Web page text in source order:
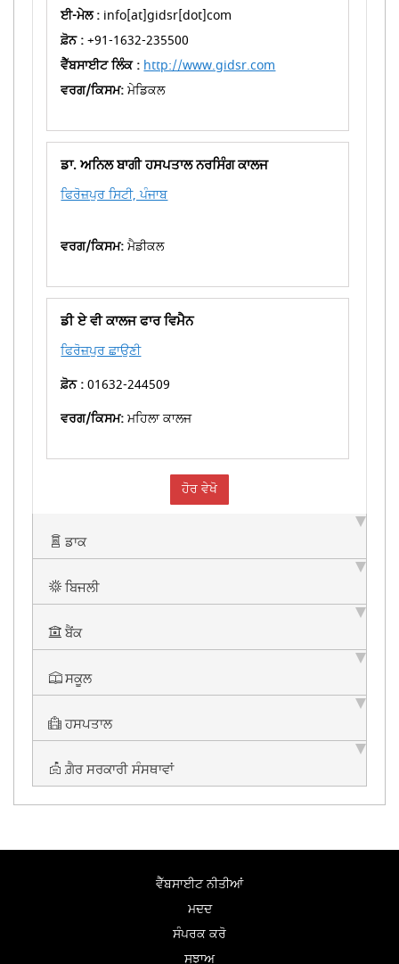
ਈ-ਮੇਲ : info[at]gidsr[dot]com
ਫ਼ੋਨ :+91-1632-235500
ਵੈੱਬਸਾਈਟ ਲਿੰਕ : http://www.gidsr.com
ਵਰਗ/ਕਿਸਮ:ਮੇਡਿਕਲ
ਡਾ. ਅਨਿਲ ਬਾਗੀ ਹਸਪਤਾਲ ਨਰਸਿੰਗ ਕਾਲਜ
ਫਿਰੋਜ਼ਪੁਰ ਸਿਟੀ, ਪੰਜਾਬ
ਵਰਗ/ਕਿਸਮ:ਮੈਡੀਕਲ
ਡੀ ਏ ਵੀ ਕਾਲਜ ਫਾਰ ਵਿਮੈਨ
ਫਿਰੋਜ਼ਪੁਰ ਛਾਉਣੀ
ਫ਼ੋਨ :01632-244509
ਵਰਗ/ਕਿਸਮ:ਮਹਿਲਾ ਕਾਲਜ
ਹੋਰ ਵੇਖੋ
ਡਾਕ
ਬਿਜਲੀ
ਬੈਂਕ
ਸਕੂਲ
ਹਸਪਤਾਲ
ਗ਼ੈਰ ਸਰਕਾਰੀ ਸੰਸਥਾਵਾਂ
ਵੈੱਬਸਾਈਟ ਨੀਤੀਆਂ
ਮਦਦ
ਸੰਪਰਕ ਕਰੋ
ਸੁਝਾਅ